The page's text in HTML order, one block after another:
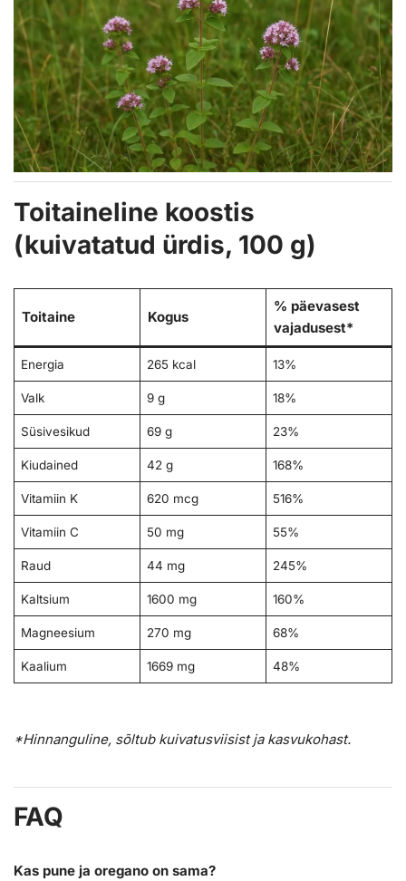
Toitaineline koostis
(kuivatatud ürdis, 100 g)
Toitaine Kogus
% päevasest
vajadusest*
Energia 265 kcal 13%
Valk 9 g 18%
Süsivesikud 69 g 23%
Kiudained 42 g 168%
Vitamiin K 620 mcg 516%
Vitamiin C 50 mg 55%
Raud 44 mg 245%
Kaltsium 1600 mg 160%
Magneesium 270 mg 68%
Kaalium 1669 mg 48%
*Hinnanguline, sõltub kuivatusviisist ja kasvukohast.
FAQ
Kas pune ja oregano on sama?